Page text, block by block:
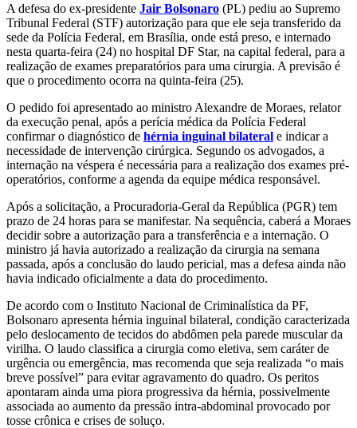
A defesa do ex-presidente Jair Bolsonaro (PL) pediu ao Supremo
Tribunal Federal (STF) autorização para que ele seja transferido da
sede da Polícia Federal, em Brasília, onde está preso, e internado
nesta quarta-feira (24) no hospital DF Star, na capital federal, para a
realização de exames preparatórios para uma cirurgia. A previsão é
que o procedimento ocorra na quinta-feira (25).
O pedido foi apresentado ao ministro Alexandre de Moraes, relator
da execução penal, após a perícia médica da Polícia Federal
confirmar o diagnóstico de hérnia inguinal bilateral e indicar a
necessidade de intervenção cirúrgica. Segundo os advogados, a
internação na véspera é necessária para a realização dos exames pré-
operatórios, conforme a agenda da equipe médica responsável.
Após a solicitação, a Procuradoria-Geral da República (PGR) tem
prazo de 24 horas para se manifestar. Na sequência, caberá a Moraes
decidir sobre a autorização para a transferência e a internação. O
ministro já havia autorizado a realização da cirurgia na semana
passada, após a conclusão do laudo pericial, mas a defesa ainda não
havia indicado oficialmente a data do procedimento.
De acordo com o Instituto Nacional de Criminalística da PF,
Bolsonaro apresenta hérnia inguinal bilateral, condição caracterizada
pelo deslocamento de tecidos do abdômen pela parede muscular da
virilha. O laudo classifica a cirurgia como eletiva, sem caráter de
urgência ou emergência, mas recomenda que seja realizada “o mais
breve possível” para evitar agravamento do quadro. Os peritos
apontaram ainda uma piora progressiva da hérnia, possivelmente
associada ao aumento da pressão intra-abdominal provocado por
tosse crônica e crises de soluço.